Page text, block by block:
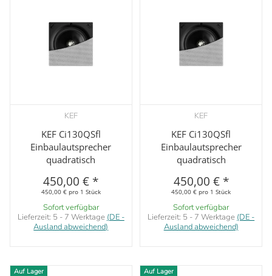
KEF
KEF Ci130QSfl
Einbaulautsprecher
quadratisch
450,00 € *
450,00 € pro 1 Stück
Sofort verfügbar
Lieferzeit: 5 - 7 Werktage (DE -
Ausland abweichend)
KEF
KEF Ci130QSfl
Einbaulautsprecher
quadratisch
450,00 € *
450,00 € pro 1 Stück
Sofort verfügbar
Lieferzeit: 5 - 7 Werktage (DE -
Ausland abweichend)
Auf Lager Auf Lager